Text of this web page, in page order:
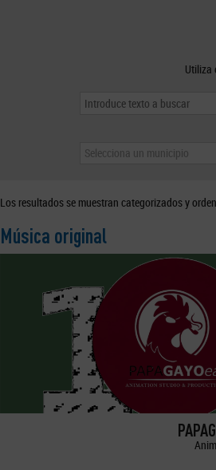
Utiliza
Selecciona un municipio
Los resultados se muestran categorizados y
Música original